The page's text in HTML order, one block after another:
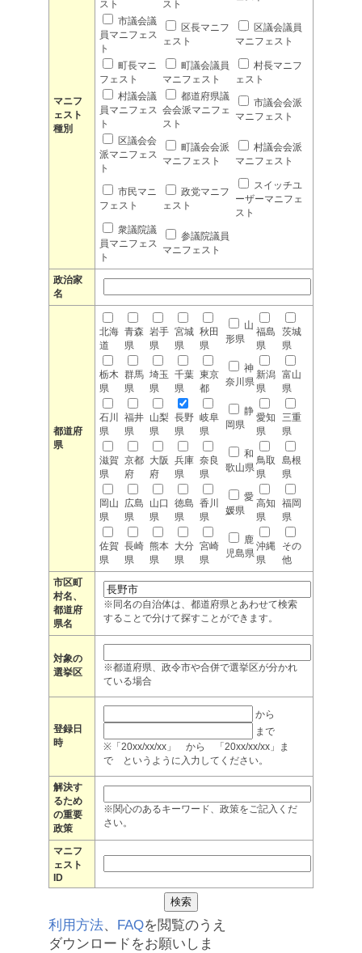
マニフ
ェスト
種別
スト
スト
市議会議
員マニフェス
ト
区長マニフ
ェスト
区議会議員
マニフェスト
町長マニ
フェスト
町議会議員
マニフェスト
村長マニフ
ェスト
村議会議
員マニフェス
ト
都道府県議
会会派マニフェ
スト
市議会会派
マニフェスト
区議会会
派マニフェス
ト
町議会会派
マニフェスト
村議会会派
マニフェスト
市民マニ
フェスト
政党マニフ
ェスト
スイッチユ
ーザーマニフェ
スト
衆議院議
員マニフェス
ト
参議院議員
マニフェスト
政治家
名
都道府
県
北海
道
青森
県
岩手
県
宮城
県
秋田
県
山
形県
福島
県
茨城
県
栃木
県
群馬
県
埼玉
県
千葉
県
東京
都
神
奈川県
新潟
県
富山
県
石川
県
福井
県
山梨
県
長野
県
岐阜
県
静
岡県
愛知
県
三重
県
滋賀
県
京都
府
大阪
府
兵庫
県
奈良
県
和
歌山県
鳥取
県
島根
県
岡山
県
広島
県
山口
県
徳島
県
香川
県
愛
媛県
高知
県
福岡
県
佐賀
県
長崎
県
熊本
県
大分
県
宮崎
県
鹿
児島県
沖縄
県
その
他
市区町
村名、
都道府
県名
※同名の自治体は、都道府県とあわせて検索
することで分けて探すことができます。
対象の
選挙区
※都道府県、政令市や合併で選挙区が分かれ
ている場合
登録日
時
から
まで
※「20xx/xx/xx」 から 「20xx/xx/xx」ま
で というように入力してください。
解決す
るため
の重要
政策
※関心のあるキーワード、政策をご記入くだ
さい。
マニフ
ェスト
ID
利用方法、 FAQを閲覧のうえ
ダウンロードをお願いしま